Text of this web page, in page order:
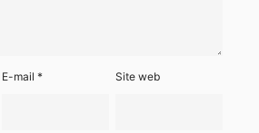
E-mail* Site web